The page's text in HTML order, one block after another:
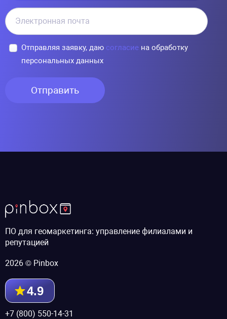
Отправляя заявку, даю согласие на обработку
персональных данных
Отправить
ПО для геомаркетинга: управление филиалами и
репутацией
2026 © Pinbox
4.9
+7 (800) 550-14-31